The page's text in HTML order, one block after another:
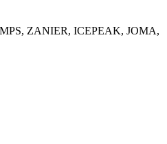
ZANIER, ICEPEAK, JOMA,